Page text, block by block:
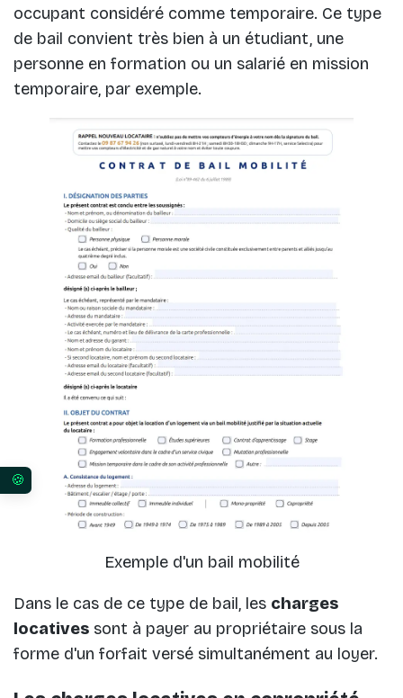
occupant considéré comme temporaire. Ce type
de bail convient très bien à un étudiant, une
personne en formation ou un salarié en mission
temporaire, par exemple.
Exemple d'un bail mobilité
Dans le cas de ce type de bail, les charges
locatives sont à payer au propriétaire sous la
forme d'un forfait versé simultanément au loyer.
Vos préférences en matière de consentement